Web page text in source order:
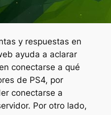
y respuestas en
ayuda a aclarar
conectarse a qué
de PS4, por
conectarse a
Por otro lado,